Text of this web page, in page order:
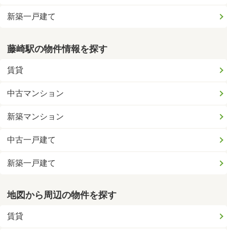
新築一戸建て
藤崎駅の物件情報を探す
賃貸
中古マンション
新築マンション
中古一戸建て
新築一戸建て
地図から周辺の物件を探す
賃貸